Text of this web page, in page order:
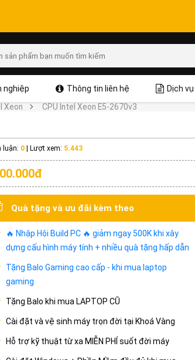
nghiệp Thông tin liên hệ Dịch
Xeon CPU Intel Xeon E5-2670v3
luận: 0| Lượt xem: 5.443
Quà tặng và ưu đãi kèm theo
🔥 Nhập Hội Build PC 🔥 giảm ngay 500K khi xây
dựng cấu hình máy tính + nhiều quà tặng hấp dẫn
Tặng Balo Gaming cao cấp - khi mua laptop
gaming
Tặng Balo khi mua LAPTOP CŨ
Cài đặt và vệ sinh máy trọn đời tại Khoá Vàng
Hỗ trợ kỹ thuật từ xa MIỄN PHÍ suốt đời máy